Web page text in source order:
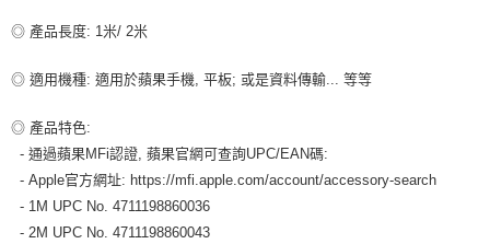
◎ 產品長度: 1米/ 2米
◎ 適用機種: 適用於蘋果手機, 平板; 或是資料傳輸... 等等
◎ 產品特色:
- 通過蘋果MFi認證, 蘋果官網可查詢UPC/EAN碼:
- Apple官方網址: https://mfi.apple.com/account/accessory-search
- 1M UPC No. 4711198860036
- 2M UPC No. 4711198860043